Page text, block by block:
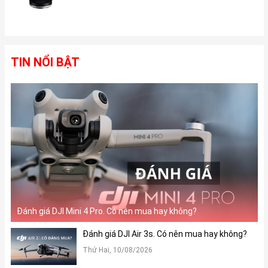
iPad Pro 2021 trông như một chiếc laptop thực thụ
Kết hợp tính năng bút cảm ứng
iPad Pro 2021 là dòng máy tính bảng cao cấp của Apple nên
đương nhiên không thể thiếu phụ kiện hỗ trợ khả năng tương
thích là bút cảm ứng. Với tính năng này làm tăng độ nhạy, hỗ trợ
cho việc thao tác dễ dàng, nhanh chóng và chính xác hơn. Công
nghệ Promotion trên màn hình tần số quét 120Hz cho mọi thao
tác, chuyển cảnh trên màn hình nhạy hơn bao giờ hết.
Cụm Camera mang lại hình ảnh chất lượng
Nói tới iPad Pro 2021 không thể không kể đến khả năng chụp ảnh
TIN NỔI BẬT
Đánh giá DJI Mini 4 Pro. Có nên mua hay không?
Đánh giá DJI Air 3s. Có nên mua hay không?
Thứ Hai, 10/08/2026